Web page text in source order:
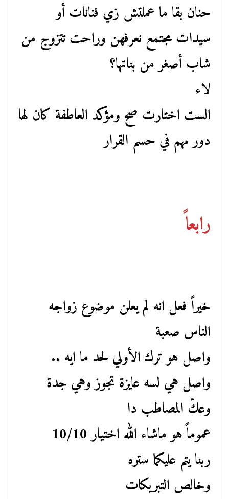
حنان بقا ما عملتش زي فنانات أو
سيدات مجتمع نعرفهن وراحت تتزوج من
شاب أصغر من بناتها؟
لاء
الست اختارت صح ومؤكد العاطفة كان لها
دور مهم في حسم القرار
رابعاً
خيراً فعل انه لم يعلن موضوع زواجه
الناس صعبة
واصل هو ترك الأولي لحد ما ايه ..
واصل هي لسه عايزة تجوز وهي جدة
وعكّ المصاطب دا
عموماً هو ماشاء الله اختيار 10/10
ربنا يتم عليكما ستره
وخالص التبريكات